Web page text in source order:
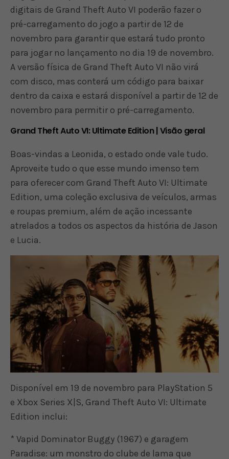
digitais de Grand Theft Auto VI poderão fazer o
pré-carregamento do jogo a partir de 12 de
novembro para garantir que estará tudo pronto
para jogar no lançamento no dia 19 de novembro.
A versão física de Grand Theft Auto VI não virá
com disco, mas conterá um código para baixar
dentro da caixa e estará disponível a partir de 12 de
novembro para permitir o pré-carregamento.
Grand Theft Auto VI: Ultimate Edition | Visão geral
Boas-vindas a Leonida, o estado onde vale tudo.
Aproveite tudo o que esse mundo imenso tem
para oferecer com Grand Theft Auto VI: Ultimate
Edition, uma coleção exclusiva de veículos, armas
e roupas premium, além de ação incessante
atrelados a todos os aspectos da história de Jason
e Lucia.
Disponível em 19 de novembro para PlayStation 5
e Xbox Series X|S, Grand Theft Auto VI: Ultimate
Edition inclui:
* Vapid Dominator Buggy (1967) e garagem
Paradise: um monstro do clube de lama que